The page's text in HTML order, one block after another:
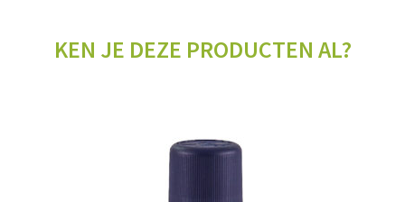
KEN JE DEZE PRODUCTEN AL?